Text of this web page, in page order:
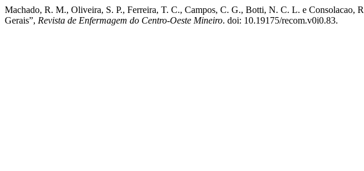
Machado, R. M., Oliveira, S. P., Ferreira, T. C., Campos, C. G., Botti, N. C. L. e Consolacao,
Gerais”, Revista de Enfermagem do Centro-Oeste Mineiro. doi: 10.19175/recom.v0i0.83.